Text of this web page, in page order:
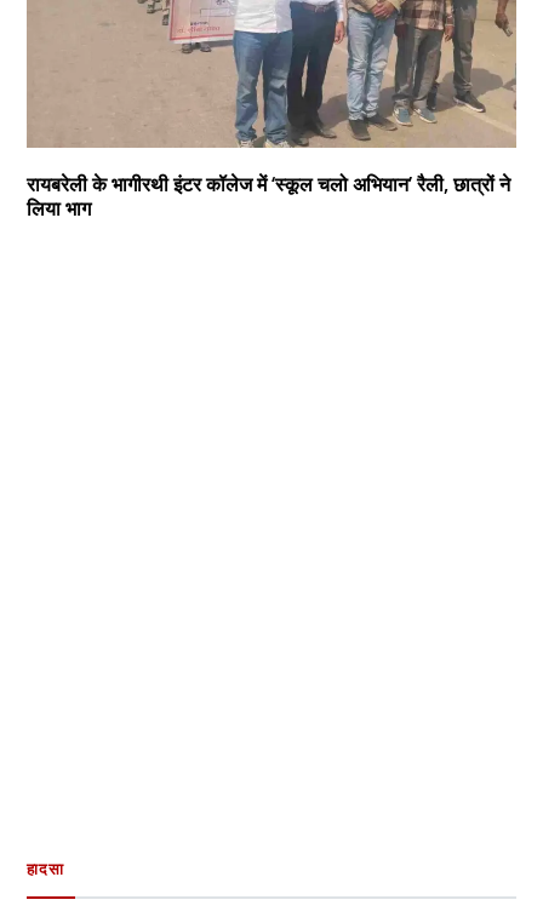
रायबरेली के भागीरथी इंटर कॉलेज में ‘स्कूल चलो अभियान’ रैली, छात्रों ने
लिया भाग
हादसा